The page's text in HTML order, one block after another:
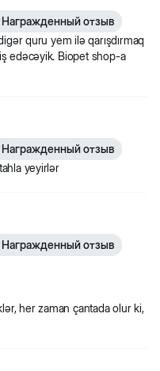
Награжденный отзыв
quru yem ilə qarışdırmaq
edəcəyik. Biopet shop-a
Награжденный отзыв
yeyirlər
Награжденный отзыв
her zaman çantada olur ki,